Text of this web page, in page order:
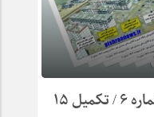
صفحه الکترونیکی پیشران نیوز شماره ۶ / تکمیل ۱۵